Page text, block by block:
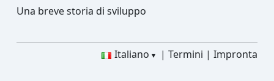
Una breve storia di sviluppo
Italiano Termini Impronta